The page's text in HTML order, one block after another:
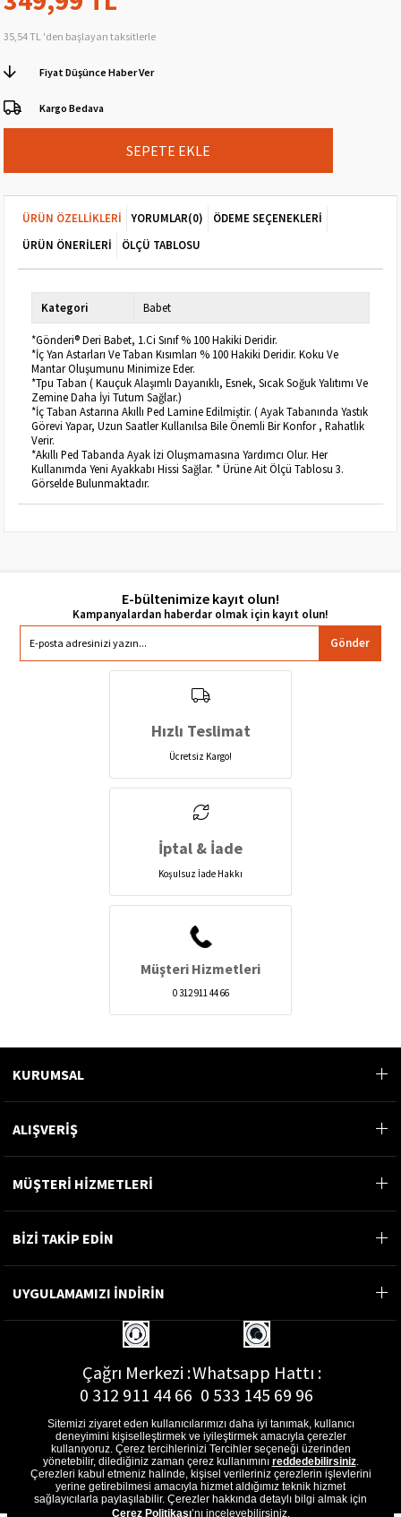
35,54 TL 'den başlayan taksitlerle
Fiyat Düşünce Haber Ver
Kargo Bedava
ÜRÜN ÖZELLIKLERI YORUMLAR(0)
ÖDEME SEÇENEKLERI
ÜRÜN ÖNERILERI
ÖLÇÜ TABLOSU
Kategori Babet
*Gönderi® Deri Babet, 1.Ci Sınıf % 100 Hakiki Deridir.
*İç Yan Astarları Ve Taban Kısımları % 100 Hakiki Deridir. Koku Ve
Mantar Oluşumunu Minimize Eder.
*Tpu Taban ( Kauçuk Alaşımlı Dayanıklı, Esnek, Sıcak Soğuk Yalıtımı Ve
Zemine Daha İyi Tutum Sağlar.)
*İç Taban Astarına Akıllı Ped Lamine Edilmiştir. ( Ayak Tabanında Yastık
Görevi Yapar, Uzun Saatler Kullanılsa Bile Önemli Bir Konfor , Rahatlık
Verir.
*Akıllı Ped Tabanda Ayak İzi Oluşmamasına Yardımcı Olur. Her
Kullanımda Yeni Ayakkabı Hissi Sağlar. * Ürüne Ait Ölçü Tablosu 3.
Görselde Bulunmaktadır.
E-bültenimize kayıt olun!
Gönder
Hızlı Teslimat
Ücretsiz Kargo!
İptal & İade
Koşulsuz İade Hakkı
Müşteri Hizmetleri
0 312 911 44 66
KURUMSAL
ALIŞVERİŞ
MÜŞTERİ HİZMETLERİ
BİZİ TAKİP EDİN
UYGULAMAMIZI İNDİRİN
Çağrı Merkezi :
0 312 911 44 66
Whatsapp Hattı :
0 533 145 69 96
E-Posta Adresi :
musterihizmetleri@gon.com.tr
Sitemizi ziyaret eden kullanıcılarımızı daha iyi tanımak, kullanıcı
deneyimini kişiselleştirmek ve iyileştirmek amacıyla çerezler
kullanıyoruz. Çerez tercihlerinizi Tercihler seçeneği üzerinden
yönetebilir, dilediğiniz zaman çerez kullanımını reddedebilirsiniz.
Çerezleri kabul etmeniz halinde, kişisel verileriniz çerezlerin işlevlerini
yerine getirebilmesi amacıyla hizmet aldığımız teknik hizmet
sağlayıcılarla paylaşılabilir. Çerezler hakkında detaylı bilgi almak için
Çerez Politikası’nı inceleyebilirsiniz.